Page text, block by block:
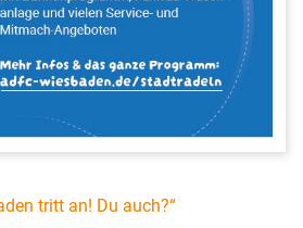
tritt an! Du auch?“